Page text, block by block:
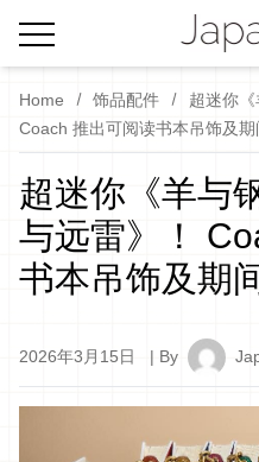
Home 饰品配件
超迷你
Coach 推出可阅读书本吊饰及
超迷你《羊与
与远雷》！
书本吊饰及期
2026年3月15日 | By